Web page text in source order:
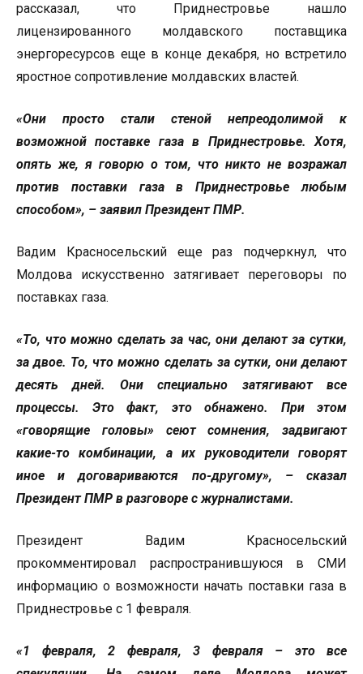
рассказал, что Приднестровье нашло
лицензированного молдавского поставщика
энергоресурсов еще в конце декабря, но встретило
яростное сопротивление молдавских властей.
«Они просто стали стеной непреодолимой к
возможной поставке газа в Приднестровье. Хотя,
опять же, я говорю о том, что никто не возражал
против поставки газа в Приднестровье любым
способом», – заявил Президент ПМР.
Вадим Красносельский еще раз подчеркнул, что
Молдова искусственно затягивает переговоры по
поставках газа.
«То, что можно сделать за час, они делают за сутки,
за двое. То, что можно сделать за сутки, они делают
десять дней. Они специально затягивают все
процессы. Это факт, это обнажено. При этом
«говорящие головы» сеют сомнения, задвигают
какие-то комбинации, а их руководители говорят
иное и договариваются по-другому», – сказал
Президент ПМР в разговоре с журналистами.
Президент Вадим Красносельский
прокомментировал распространившуюся в СМИ
информацию о возможности начать поставки газа в
Приднестровье с 1 февраля.
«1 февраля, 2 февраля, 3 февраля – это все